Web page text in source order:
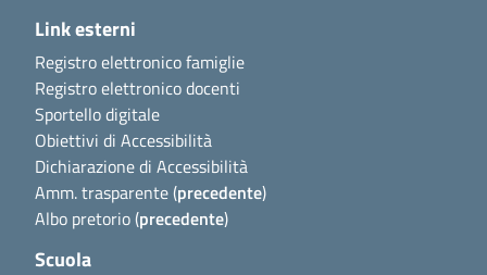
Link esterni
Registro elettronico famiglie
Registro elettronico docenti
Sportello digitale
Obiettivi di Accessibilità
Dichiarazione di Accessibilità
Amm. trasparente (precedente)
Albo pretorio (precedente)
Scuola